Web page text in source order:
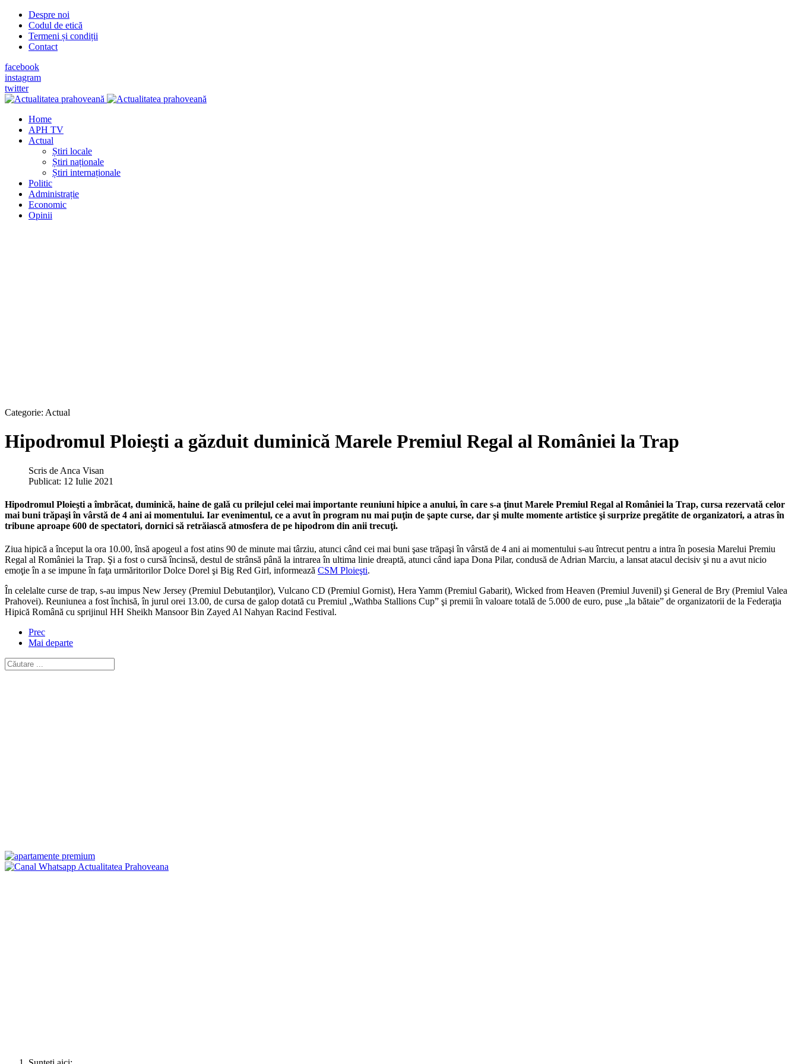
Despre noi
Codul de etică
Termeni și condiții
Contact
facebook
instagram
twitter
Home
APH TV
Actual
Știri locale
Știri naționale
Știri internaționale
Politic
Administrație
Economic
Opinii
Categorie: Actual
Hipodromul Ploieşti a găzduit duminică Marele Premiul Regal al României la Trap
Scris de Anca Visan
Publicat: 12 Iulie 2021
Hipodromul Ploieşti a îmbrăcat, duminică, haine de gală cu prilejul celei mai importante reuniuni hipice a anului, în care s-a ţinut Marele Premiul Regal al României la Trap, cursa rezervată celor
mai buni trăpaşi în vârstă de 4 ani ai momentului. Iar evenimentul, ce a avut în program nu mai puţin de şapte curse, dar şi multe momente artistice şi surprize pregătite de organizatori, a atras în
tribune aproape 600 de spectatori, dornici să retrăiască atmosfera de pe hipodrom din anii trecuţi.
Ziua hipică a început la ora 10.00, însă apogeul a fost atins 90 de minute mai târziu, atunci când cei mai buni şase trăpaşi în vârstă de 4 ani ai momentului s-au întrecut pentru a intra în posesia Marelui Premiu
Regal al României la Trap. Şi a fost o cursă încinsă, destul de strânsă până la intrarea în ultima linie dreaptă, atunci când iapa Dona Pilar, condusă de Adrian Marciu, a lansat atacul decisiv şi nu a avut nicio
emoţie în a se impune în faţa urmăritorilor Dolce Dorel şi Big Red Girl, informează CSM Ploieşti.
În celelalte curse de trap, s-au impus New Jersey (Premiul Debutanţilor), Vulcano CD (Premiul Gornist), Hera Yamm (Premiul Gabarit), Wicked from Heaven (Premiul Juvenil) şi General de Bry (Premiul Valea
Prahovei). Reuniunea a fost închisă, în jurul orei 13.00, de cursa de galop dotată cu Premiul „Wathba Stallions Cup” şi premii în valoare totală de 5.000 de euro, puse „la bătaie” de organizatorii de la Federaţia
Hipică Română cu sprijinul HH Sheikh Mansoor Bin Zayed Al Nahyan Racind Festival.
Prec
Mai departe